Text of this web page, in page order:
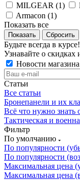
MILGEAR (1)
Armacon (1)
Показать все
Сбросить
Будьте всегда в курсе!
Узнавайте о
Новости магазина
Статьи
Все статьи
Бронепанели и их
Всё что нужно знать
Тактическая и
Фильтр
По умолчанию
По популярности
По популярности
Максимальная цена
Максимальная цена